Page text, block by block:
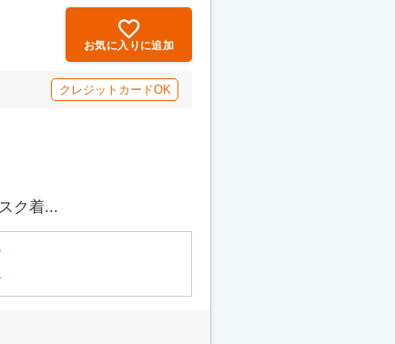
お気に入りに追加
クレジットカードOK
ク着...